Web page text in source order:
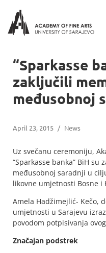
“Sparkasse
zaključili
međusobnoj
April 23, 2015 / News
Uz svečanu ceremoniju,
“Sparkasse banka” BiH
međusobnoj saradnji u
likovne umjetnosti Bosne i
Amela Hadžimejlić- Kečo,
umjetnosti u Sarajevu
povodom potpisivanja
Značajan podstrek